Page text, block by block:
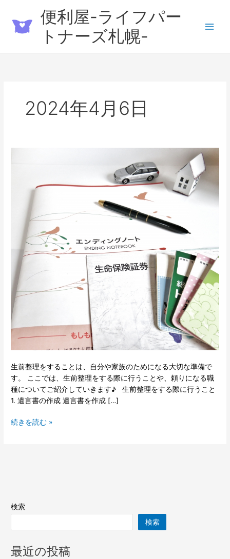
便利屋-ライフパー
トナーズ札幌-
2024年4月6日
生前整理をすることは、自分や家族のためになる大切な準備で
す。 ここでは、生前整理をする際に行うことや、頼りになる職
種についてご紹介していきます♪ 生前整理をする際に行うこと
1. 遺言書の作成 遺言書を作成 […]
の
た
め
に
で
き
と
～
続きを読む »
検索
検索
最近の投稿